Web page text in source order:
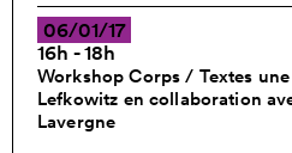
06/01/17
16h - 18h
Workshop Corps / Textes
Lefkowitz en collaboration
Lavergne